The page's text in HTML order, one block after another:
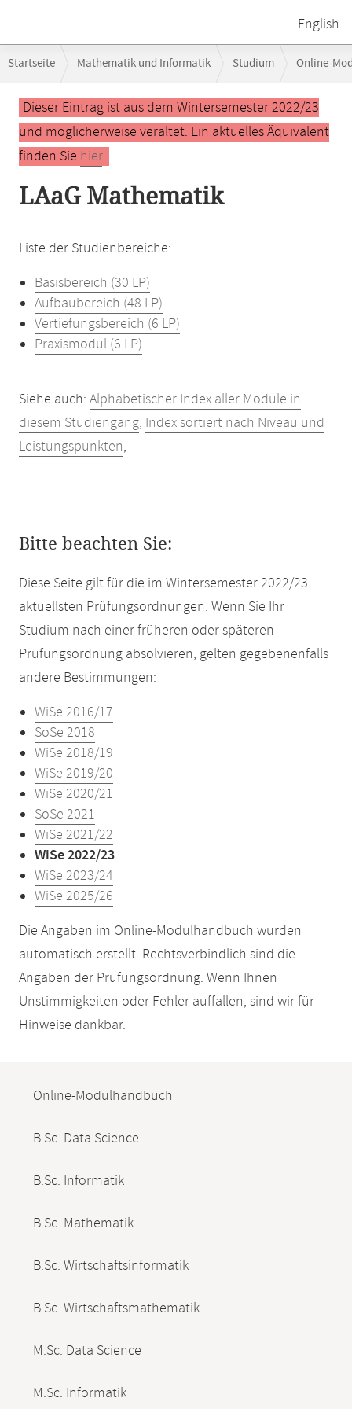
English
Navigation
Startseite Mathematik und Informatik Studium Online-
Hauptinhalt
Dieser Eintrag ist aus dem Wintersemester 2022/23
und möglicherweise veraltet. Ein aktuelles Äquivalent
finden Sie hier.
LAaG Mathematik
Liste der Studienbereiche:
Basisbereich (30 LP)
Aufbaubereich (48 LP)
Vertiefungsbereich (6 LP)
Praxismodul (6 LP)
Siehe auch: Alphabetischer Index aller Module in
diesem Studiengang, Index sortiert nach Niveau und
Leistungspunkten,
Bitte beachten Sie:
Diese Seite gilt für die im Wintersemester 2022/23
aktuellsten Prüfungsordnungen. Wenn Sie Ihr
Studium nach einer früheren oder späteren
Prüfungsordnung absolvieren, gelten gegebenenfalls
andere Bestimmungen:
WiSe 2016/17
SoSe 2018
WiSe 2018/19
WiSe 2019/20
WiSe 2020/21
SoSe 2021
WiSe 2021/22
WiSe 2022/23
WiSe 2023/24
WiSe 2025/26
Die Angaben im Online-Modulhandbuch wurden
automatisch erstellt. Rechtsverbindlich sind die
Angaben der Prüfungsordnung. Wenn Ihnen
Unstimmigkeiten oder Fehler auffallen, sind wir für
Hinweise dankbar.
NavigationOnline-Modulhandbuch
B.Sc. Data Science
B.Sc. Informatik
B.Sc. Mathematik
B.Sc. Wirtschaftsinformatik
B.Sc. Wirtschaftsmathematik
M.Sc. Data Science
M.Sc. Informatik